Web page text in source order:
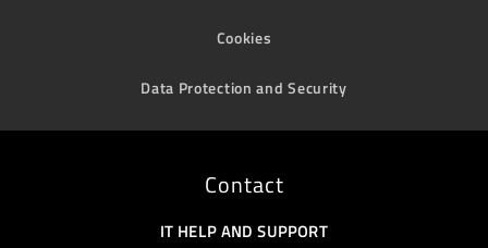
Cookies
Data Protection and Security
Contact
IT HELP AND SUPPORT